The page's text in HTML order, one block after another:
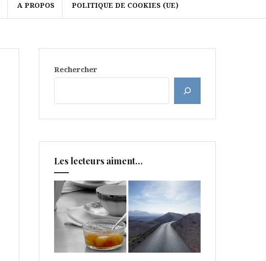
A PROPOS POLITIQUE DE COOKIES (UE)
Rechercher
Les lecteurs aiment…